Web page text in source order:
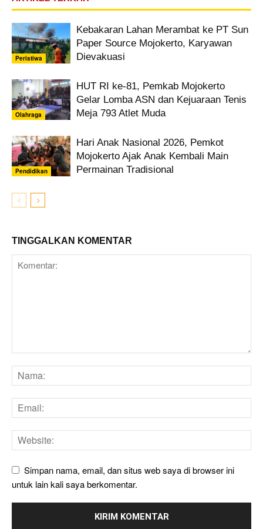
Peristiwa
Kebakaran Lahan Merambat ke PT Sun
Paper Source Mojokerto, Karyawan
Dievakuasi
Olahraga
HUT RI ke-81, Pemkab Mojokerto
Gelar Lomba ASN dan Kejuaraan Tenis
Meja 793 Atlet Muda
Pendidikan
Hari Anak Nasional 2026, Pemkot
Mojokerto Ajak Anak Kembali Main
Permainan Tradisional
TINGGALKAN KOMENTAR
Simpan nama, email, dan situs web saya di browser ini
untuk lain kali saya berkomentar.